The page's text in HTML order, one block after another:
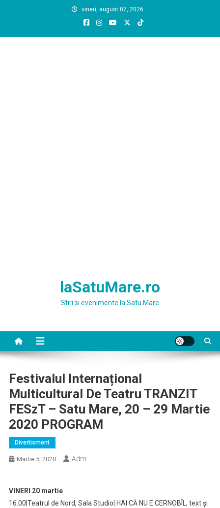
vineri, august 07, 2026
laSatuMare.ro
Stiri si evenimente la Satu Mare
Festivalul Internațional
Multicultural De Teatru TRANZIT
FESzT – Satu Mare, 20 – 29 Martie
2020 PROGRAM
Divertisment
Martie 5, 2020 Adm
VINERI 20 martie
16.00|Teatrul de Nord, Sala Studio| HAI CĂ NU E CERNOBÎL, text și